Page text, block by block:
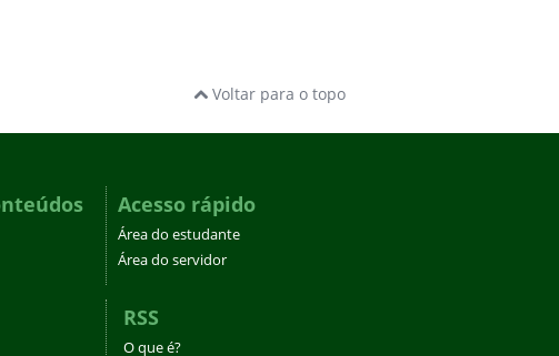
Voltar para o topo
Acesso rápido
Área do estudante
Área do servidor
RSS
O que é?